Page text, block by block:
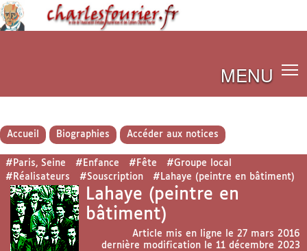
MENU
Accueil Biographies Accéder aux notices
#Paris, Seine #Enfance #Fête
#Groupe local
#Réalisateurs
#Souscription #Lahaye (peintre en bâtiment)
Lahaye (peintre en
bâtiment)
Article mis en ligne le 27 mars 2016
dernière modification le 11 décembre 2023